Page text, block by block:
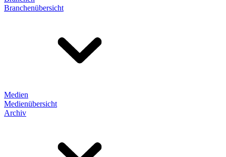
Branchenübersicht
Medien
Medienübersicht
Archiv